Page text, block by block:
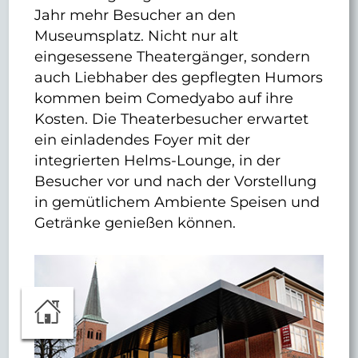
Jahr mehr Besucher an den
Museumsplatz. Nicht nur alt
eingesessene Theatergänger, sondern
auch Liebhaber des gepflegten Humors
kommen beim Comedyabo auf ihre
Kosten. Die Theaterbesucher erwartet
ein einladendes Foyer mit der
integrierten Helms-Lounge, in der
Besucher vor und nach der Vorstellung
in gemütlichem Ambiente Speisen und
Getränke genießen können.